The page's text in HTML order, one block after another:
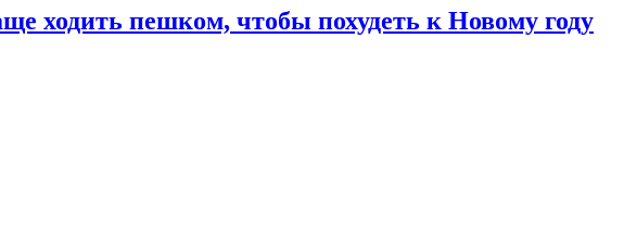
ходить пешком, чтобы похудеть к Новому году